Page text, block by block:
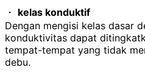
・ kelas konduktif
Dengan mengisi kelas dasar
konduktivitas dapat
tempat-tempat yang tidak
debu.